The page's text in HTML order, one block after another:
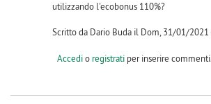
utilizzando l'ecobonus 110%?
Scritto da Dario Buda il Dom, 31/01/2021
Accedio registratiper inserire commenti.